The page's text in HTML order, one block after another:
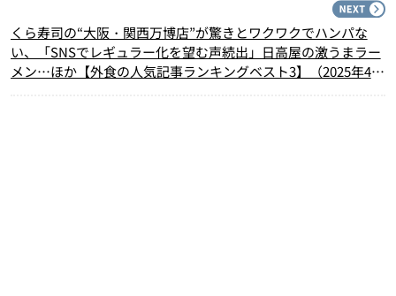
くら寿司の“大阪・関西万博店”が驚きとワクワクでハンパな
い、「SNSでレギュラー化を望む声続出」日高屋の激うまラー
メン…ほか【外食の人気記事ランキングベスト3】（2025年4月